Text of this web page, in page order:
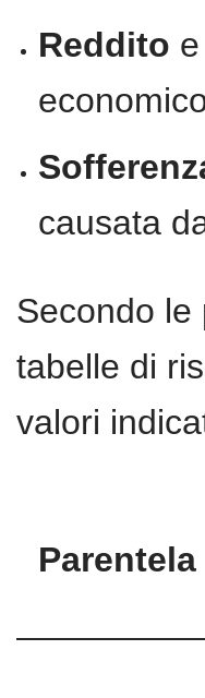
Reddito
causata
Secondo le
tabelle di
valori
Parentela